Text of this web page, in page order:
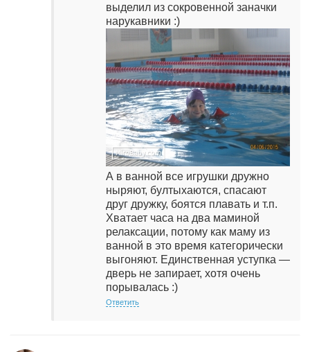
выделил из сокровенной заначки
нарукавники :)
А в ванной все игрушки дружно
ныряют, бултыхаются, спасают
друг дружку, боятся плавать и т.п.
Хватает часа на два маминой
релаксации, потому как маму из
ванной в это время категорически
выгоняют. Единственная уступка —
дверь не запирает, хотя очень
порывалась :)
Ответить